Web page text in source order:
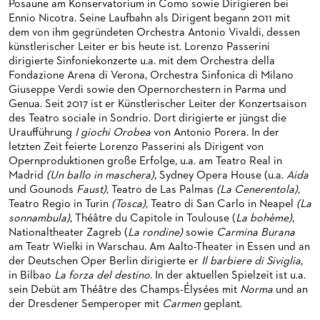
HAPPY NEW EARS
FÜHRUNGEN EXKLUSIV FÜR ABONNENT*INNEN
FRIEDMAN IN DER OPER
SNEAK IN
MUSEUMSUFERFEST 2026
BRÜCHE – DEMORKATIE IN ZEITEN IHRER REGRESSION
SILVESTERFEIER
FÜR ERWACHSENE
FÜR KITAS UND SCHULEN
PRODUKTIONS­TEAMS
DIRIGENTEN / REPETITOREN
OPERNSTUDIO
THEATERLEITUNG
KÜNSTLERISCHER BETRIEB OPER
STÄDTISCHE BÜHNEN FRANKFURT GMBH
ORCHESTER
DAS FRANKFURTER OPERN- UND MUSEUMS­ORCHESTER
GENERAL­MUSIKDIREKTOR
MITGLIEDER DES ORCHESTERS
PAUL-HINDEMITH-ORCHESTER­AKADEMIE
KINDERCHOR
PRESSE
KONTAKT
PRESSE­MITTEILUNGEN
NEWS
UMBESETZUNGEN
Posaune am Konservatorium in Como sowie Dirigieren bei
Ennio Nicotra. Seine Laufbahn als Dirigent begann 2011 mit
dem von ihm gegründeten Orchestra Antonio Vivaldi, dessen
künstlerischer Leiter er bis heute ist. Lorenzo Passerini
dirigierte Sinfoniekonzerte u.a. mit dem Orchestra della
Fondazione Arena di Verona, Orchestra Sinfonica di Milano
Giuseppe Verdi sowie den Opernorchestern in Parma und
Genua. Seit 2017 ist er Künstlerischer Leiter der Konzertsaison
des Teatro sociale in Sondrio. Dort dirigierte er jüngst die
Uraufführung I giochi Orobea von Antonio Porera. In der
letzten Zeit feierte Lorenzo Passerini als Dirigent von
Opernproduktionen große Erfolge, u.a. am Teatro Real in
Madrid (Un ballo in maschera), Sydney Opera House (u.a. Aida
und Gounods Faust), Teatro de Las Palmas (La Cenerentola),
Teatro Regio in Turin (Tosca), Teatro di San Carlo in Neapel (La
sonnambula), Théâtre du Capitole in Toulouse (La bohème),
Nationaltheater Zagreb (La rondine)sowie Carmina Burana
am Teatr Wielki in Warschau. Am Aalto-Theater in Essen und an
der Deutschen Oper Berlin dirigierte er Il barbiere di Siviglia,
in Bilbao La forza del destino. In der aktuellen Spielzeit ist u.a.
sein Debüt am Théâtre des Champs-Élysées mit Norma und an
der Dresdener Semperoper mit Carmengeplant.